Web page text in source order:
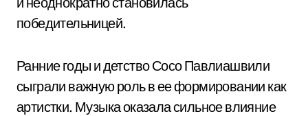
победительницей.
Ранние годы и детство Сосо Павлиашвили
сыграли важную роль в ее формировании как
артистки. Музыка оказала сильное влияние